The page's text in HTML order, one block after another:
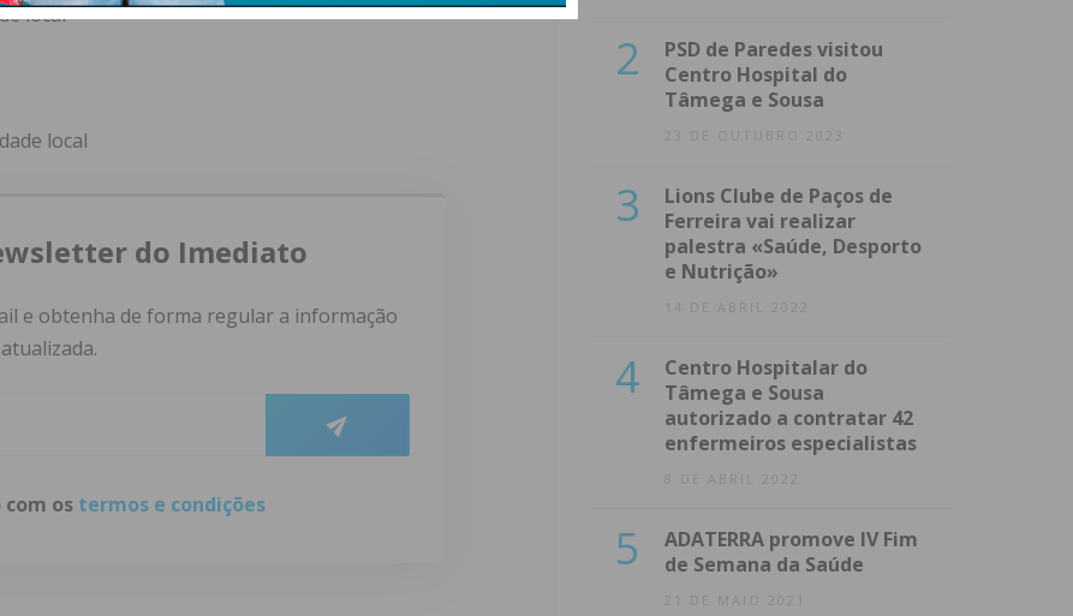
local
local
do Imediato
e obtenha de forma regular a informação
atualizada.
com os termos e condições
2
PSD de Paredes visitou
Centro Hospital do
Tâmega e Sousa
23 DE OUTUBRO 2023
3
Lions Clube de Paços de
Ferreira vai realizar
palestra «Saúde, Desporto
e Nutrição»
14 DE ABRIL 2022
4
Centro Hospitalar do
Tâmega e Sousa
autorizado a contratar 42
enfermeiros especialistas
8 DE ABRIL 2022
5
ADATERRA promove IV Fim
de Semana da Saúde
21 DE MAIO 2021